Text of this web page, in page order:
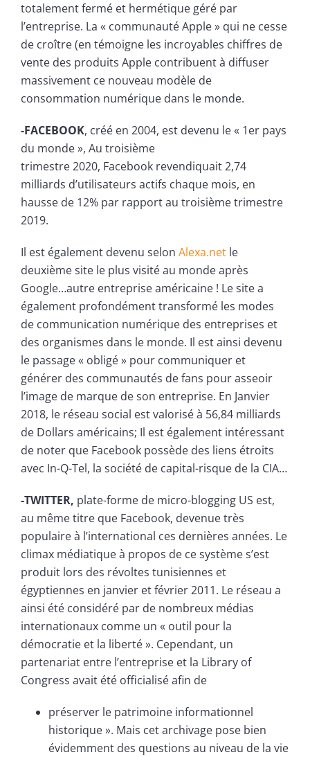
totalement fermé et hermétique géré par
l’entreprise. La « communauté Apple » qui ne cesse
de croître (en témoigne les incroyables chiffres de
vente des produits Apple contribuent à diffuser
massivement ce nouveau modèle de
consommation numérique dans le monde.
-FACEBOOK, créé en 2004, est devenu le « 1er pays
du monde », Au troisième
trimestre 2020, Facebook revendiquait 2,74
milliards d’utilisateurs actifs chaque mois, en
hausse de 12% par rapport au troisième trimestre
2019.
Il est également devenu selon Alexa.net le
deuxième site le plus visité au monde après
Google…autre entreprise américaine ! Le site a
également profondément transformé les modes
de communication numérique des entreprises et
des organismes dans le monde. Il est ainsi devenu
le passage « obligé » pour communiquer et
générer des communautés de fans pour asseoir
l’image de marque de son entreprise. En Janvier
2018, le réseau social est valorisé à 56,84 milliards
de Dollars américains; Il est également intéressant
de noter que Facebook possède des liens étroits
avec In-Q-Tel, la société de capital-risque de la CIA…
-TWITTER, plate-forme de micro-blogging US est,
au même titre que Facebook, devenue très
populaire à l’international ces dernières années. Le
climax médiatique à propos de ce système s’est
produit lors des révoltes tunisiennes et
égyptiennes en janvier et février 2011. Le réseau a
ainsi été considéré par de nombreux médias
internationaux comme un « outil pour la
démocratie et la liberté ». Cependant, un
partenariat entre l’entreprise et la Library of
Congress avait été officialisé afin de
préserver le patrimoine informationnel
historique ». Mais cet archivage pose bien
évidemment des questions au niveau de la vie